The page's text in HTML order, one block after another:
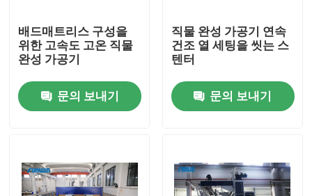
품질 관리
연락주세요
직물 너비 내기 기계
배드매트리스 구성을
위한 고속도 고온 직물
완성 가공기
문의 보내기
직물 완성 가공기 연속
건조 열 세팅을 씻는 스
텐터
문의 보내기